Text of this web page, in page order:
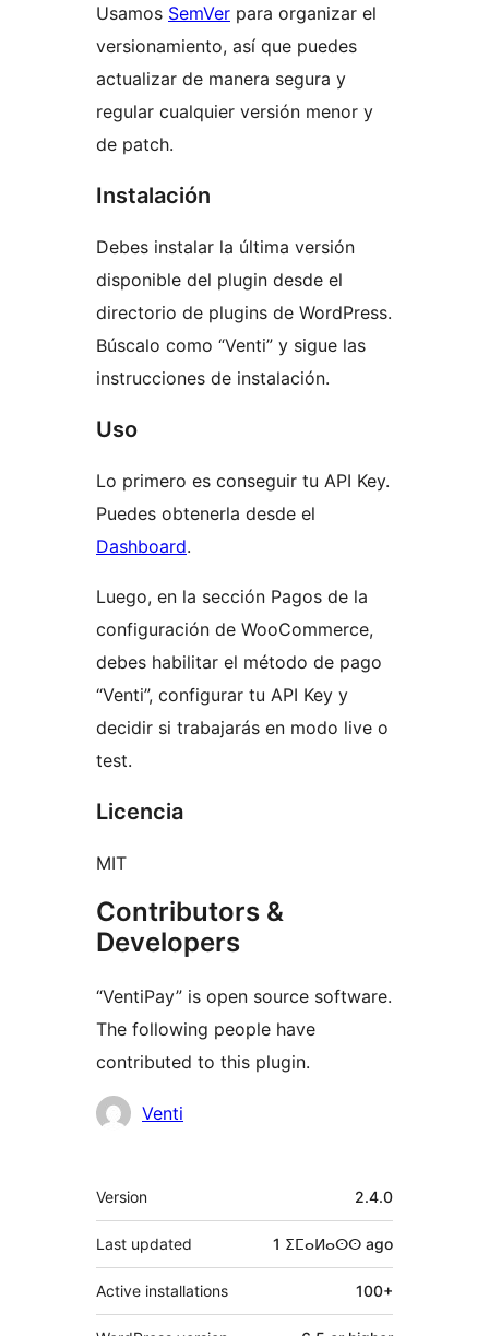
Usamos SemVer para organizar el
versionamiento, así que puedes
actualizar de manera segura y
regular cualquier versión menor y
de patch.
Instalación
Debes instalar la última versión
disponible del plugin desde el
directorio de plugins de WordPress.
Búscalo como “Venti” y sigue las
instrucciones de instalación.
Uso
Lo primero es conseguir tu API Key.
Puedes obtenerla desde el
Dashboard.
Luego, en la sección Pagos de la
configuración de WooCommerce,
debes habilitar el método de pago
“Venti”, configurar tu API Key y
decidir si trabajarás en modo live o
test.
Licencia
MIT
Contributors &
Developers
“VentiPay” is open source software.
The following people have
contributed to this plugin.
Contributors
Venti
Meta
Version 2.4.0
Last updated 1 ⵉⵎⴰⵍⴰⵙⵙ ago
Active installations 100+